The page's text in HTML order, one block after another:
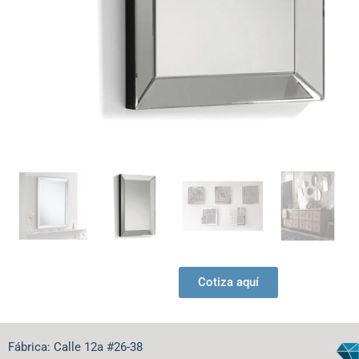
Cotiza aquí
Fábrica: Calle 12a #26-38